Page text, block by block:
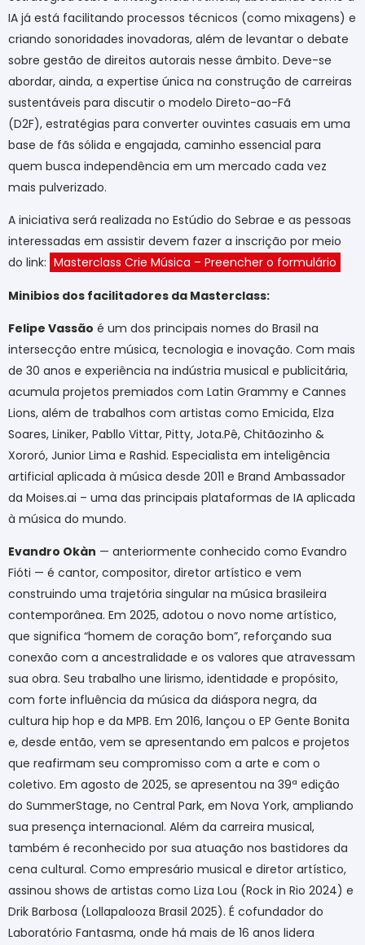
IA já está facilitando processos técnicos (como mixagens) e
criando sonoridades inovadoras, além de levantar o debate
sobre gestão de direitos autorais nesse âmbito. Deve-se
abordar, ainda, a expertise única na construção de carreiras
sustentáveis para discutir o modelo Direto-ao-Fã
(D2F), estratégias para converter ouvintes casuais em uma
base de fãs sólida e engajada, caminho essencial para
quem busca independência em um mercado cada vez
mais pulverizado.
A iniciativa será realizada no Estúdio do Sebrae e as pessoas
interessadas em assistir devem fazer a inscrição por meio
do link: Masterclass Crie Música – Preencher o formulário
Minibios dos facilitadores da Masterclass:
Felipe Vassão é um dos principais nomes do Brasil na
intersecção entre música, tecnologia e inovação. Com mais
de 30 anos e experiência na indústria musical e publicitária,
acumula projetos premiados com Latin Grammy e Cannes
Lions, além de trabalhos com artistas como Emicida, Elza
Soares, Liniker, Pabllo Vittar, Pitty, Jota.Pê, Chitãozinho &
Xororó, Junior Lima e Rashid. Especialista em inteligência
artificial aplicada à música desde 2011 e Brand Ambassador
da Moises.ai – uma das principais plataformas de IA aplicada
à música do mundo.
Evandro Okàn — anteriormente conhecido como Evandro
Fióti — é cantor, compositor, diretor artístico e vem
construindo uma trajetória singular na música brasileira
contemporânea. Em 2025, adotou o novo nome artístico,
que significa “homem de coração bom”, reforçando sua
conexão com a ancestralidade e os valores que atravessam
sua obra. Seu trabalho une lirismo, identidade e propósito,
com forte influência da música da diáspora negra, da
cultura hip hop e da MPB. Em 2016, lançou o EP Gente Bonita
e, desde então, vem se apresentando em palcos e projetos
que reafirmam seu compromisso com a arte e com o
coletivo. Em agosto de 2025, se apresentou na 39ª edição
do SummerStage, no Central Park, em Nova York, ampliando
sua presença internacional. Além da carreira musical,
também é reconhecido por sua atuação nos bastidores da
cena cultural. Como empresário musical e diretor artístico,
assinou shows de artistas como Liza Lou (Rock in Rio 2024) e
Drik Barbosa (Lollapalooza Brasil 2025). É cofundador do
Laboratório Fantasma, onde há mais de 16 anos lidera